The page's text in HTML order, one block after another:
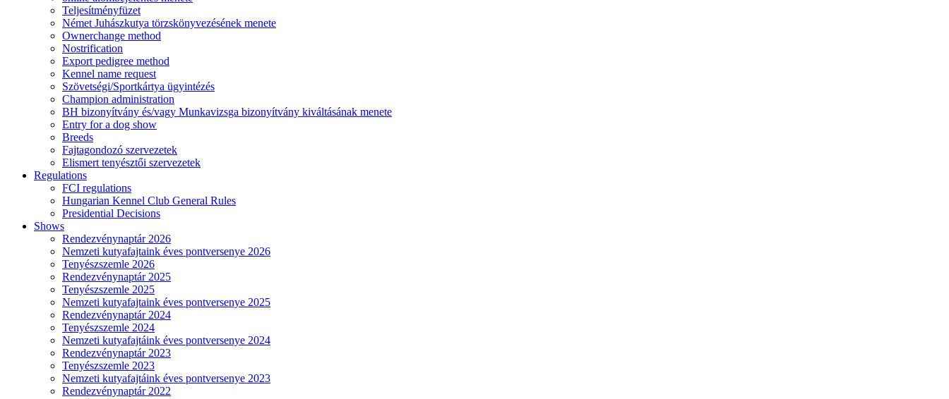
Teljesítményfüzet
Német Juhászkutya törzskönyvezésének menete
Ownerchange method
Nostrification
Export pedigree method
Kennel name request
Szövetségi/Sportkártya ügyintézés
Champion administration
BH bizonyítvány és/vagy Munkavizsga bizonyítvány kiváltásának menete
Entry for a dog show
Breeds
Fajtagondozó szervezetek
Elismert tenyésztői szervezetek
Regulations
FCI regulations
Hungarian Kennel Club General Rules
Presidential Decisions
Shows
Rendezvénynaptár 2026
Nemzeti kutyafajtaink éves pontversenye 2026
Tenyészszemle 2026
Rendezvénynaptár 2025
Tenyészszemle 2025
Nemzeti kutyafajtaink éves pontversenye 2025
Rendezvénynaptár 2024
Tenyészszemle 2024
Nemzeti kutyafajtáink éves pontversenye 2024
Rendezvénynaptár 2023
Tenyészszemle 2023
Nemzeti kutyafajtáink éves pontversenye 2023
Rendezvénynaptár 2022